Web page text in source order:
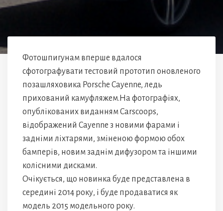
Фотошпигунам вперше вдалося
сфотографувати тестовий прототип оновленого
позашляховика Porsche Cayenne, ледь
прихований камуфляжем.На фотографіях,
опублікованих виданням Carscoops,
відображений Cayenne з новими фарами і
задніми ліхтарями, зміненою формою обох
бамперів, новим заднім дифузором та іншими
колісними дисками.
Очікується, що новинка буде представлена ​​в
середині 2014 року, і буде продаватися як
модель 2015 модельного року.